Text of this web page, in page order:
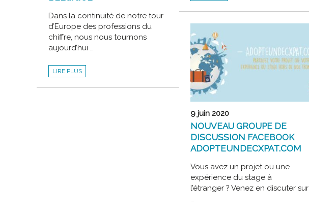
PASSEPORT
UNE
EN
AUSTRALIE
Dans la continuité de notre tour
d’Europe des professions du
chiffre, nous nous tournons
aujourd’hui …
LE
MÉTIER
RÉVISEUR
LIRE PLUS
9 juin 2020
NOUVEAU GROUPE DE
DISCUSSION FACEBOOK
ADOPTEUNDECXPAT.COM
Vous avez un projet ou une
expérience du stage à
l’étranger ? Venez en discuter sur
…